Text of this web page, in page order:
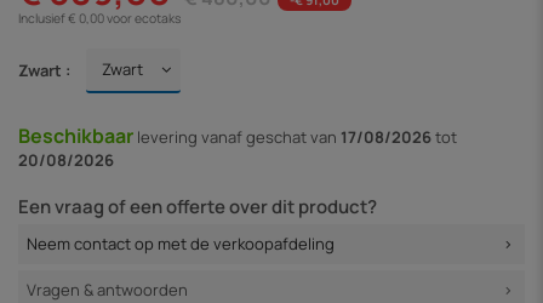
Inclusief € 0,00 voor ecotaks
Zwart :
Beschikbaar levering vanafgeschat van 17/08/2026tot
20/08/2026
Een vraag of een offerte over dit product?
Neem contact op met de verkoopafdeling
Vragen & antwoorden